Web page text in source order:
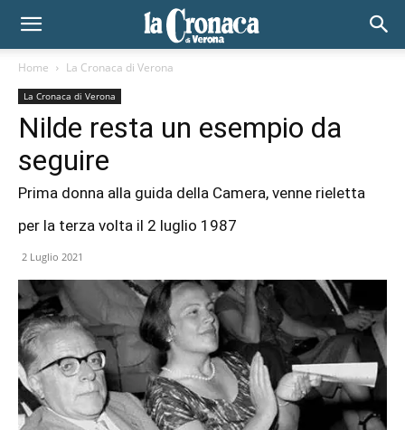
Home La Cronaca di Verona
La Cronaca di Verona
Nilde resta un esempio da
seguire
Prima donna alla guida della Camera, venne rieletta
per la terza volta il 2 luglio 1987
2 Luglio 2021